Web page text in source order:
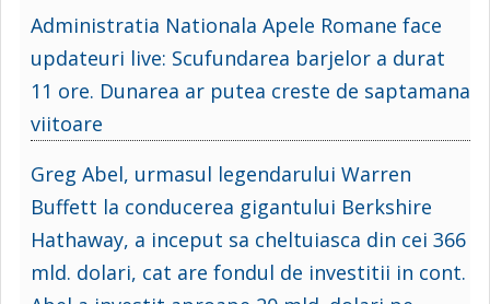
Administratia Nationala Apele Romane face
updateuri live: Scufundarea barjelor a durat
11 ore. Dunarea ar putea creste de saptamana
viitoare
Greg Abel, urmasul legendarului Warren
Buffett la conducerea gigantului Berkshire
Hathaway, a inceput sa cheltuiasca din cei 366
mld. dolari, cat are fondul de investitii in cont.